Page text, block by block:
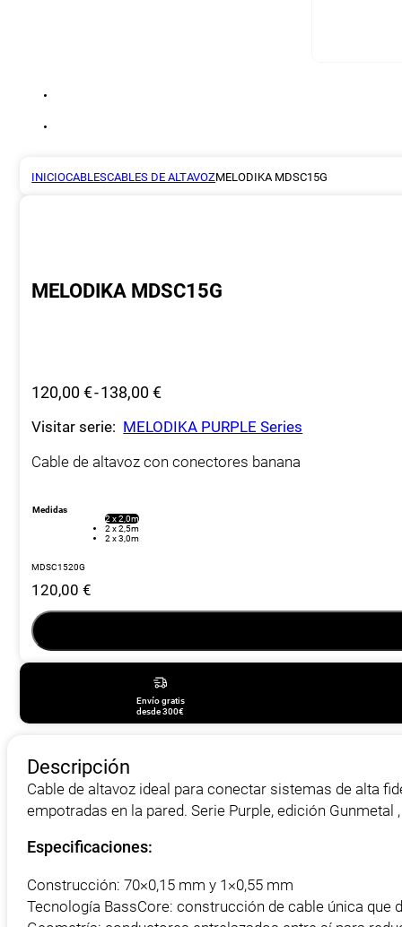
INICIOCABLESCABLES DE ALTAVOZMELODIKA MDSC15G
MELODIKA MDSC15G
120,00€-138,00€Rango
precios:
120,00 €
Visitar serie: MELODIKA PURPLE Series
Cable de altavoz con conectores banana
Medidas
2 x 2,0m
2 x 2,5m
2 x 3,0m
MDSC1520G
120,00€
Envío gratis
desde 300€
Descripción
Cable de altavoz ideal para conectar sistemas de alta
empotradas en la pared.Serie Purple, edición Gunmetal
Especificaciones:
Construcción: 70×0,15 mm y 1×0,55 mm
Tecnología BassCore: construcción de cable única